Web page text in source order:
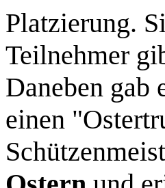
Platzierung.
Teilnehmer
Daneben gab
einen